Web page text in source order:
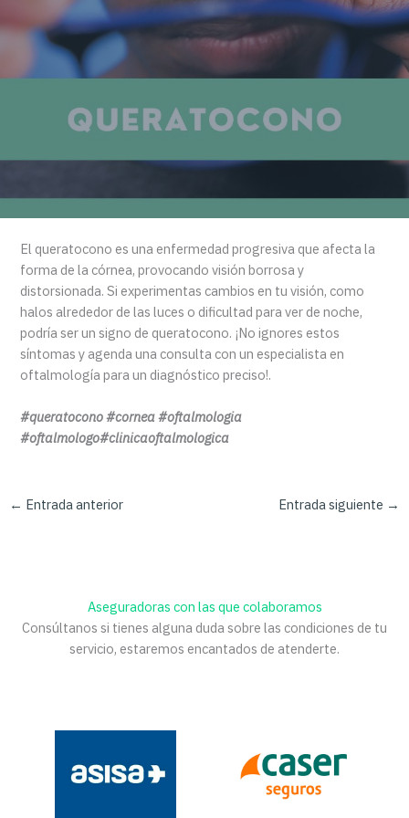
El queratocono es una enfermedad progresiva que afecta la
forma de la córnea, provocando visión borrosa y
distorsionada. Si experimentas cambios en tu visión, como
halos alrededor de las luces o dificultad para ver de noche,
podría ser un signo de queratocono. ¡No ignores estos
síntomas y agenda una consulta con un especialista en
oftalmología para un diagnóstico preciso!.
#queratocono #cornea #oftalmologia
#oftalmologo#clinicaoftalmologica
← Entrada anterior Entrada siguiente →
Aseguradoras con las que colaboramos
Consúltanos si tienes alguna duda sobre las condiciones de tu
servicio, estaremos encantados de atenderte.